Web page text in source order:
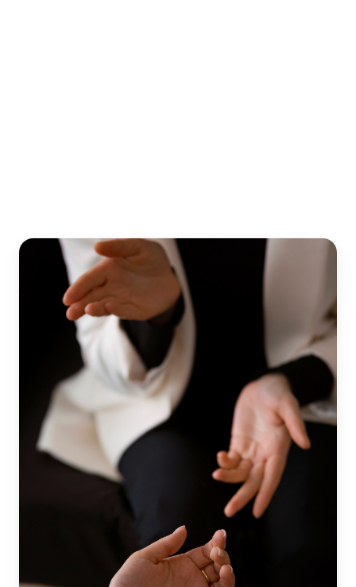
O que é a psicoterapia?
A psicoterapia é um processo de
acompanhamento psicológico que oferece um
espaço ético, confidencial e respeitoso para que
você possa falar sobre o que sente, pensa e vive.
Ao longo dos encontros, você pode olhar com mais
atenção para suas experiências, perceber